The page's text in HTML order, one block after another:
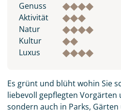
Genuss
Aktivität
Natur
Kultur
Luxus
Es grünt und blüht wohin Sie
liebevoll gepflegten Vorgärten
sondern auch in Parks,